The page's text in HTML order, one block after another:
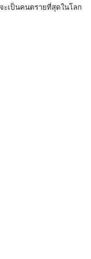
ะเป็นคนตรายที่สุดในโลก